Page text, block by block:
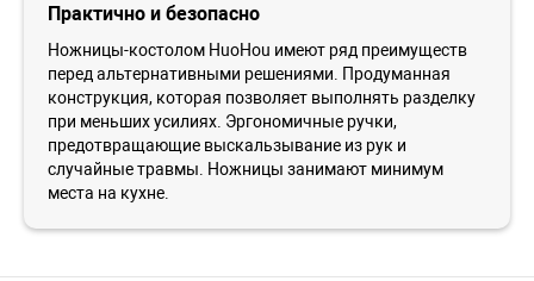
Практично и безопасно
Ножницы-костолом HuoHou имеют ряд преимуществ
перед альтернативными решениями. Продуманная
конструкция, которая позволяет выполнять разделку
при меньших усилиях. Эргономичные ручки,
предотвращающие выскальзывание из рук и
случайные травмы. Ножницы занимают минимум
места на кухне.